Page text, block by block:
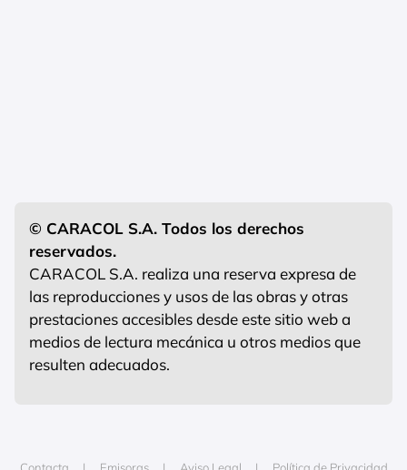
© CARACOL S.A. Todos los derechos
reservados.
CARACOL S.A. realiza una reserva expresa de
las reproducciones y usos de las obras y otras
prestaciones accesibles desde este sitio web a
medios de lectura mecánica u otros medios que
resulten adecuados.